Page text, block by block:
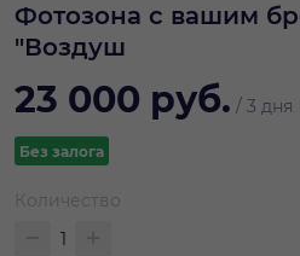
Фотозона с вашим
"Воздуш
23 000 руб. / 3 дня
Без залога
Количество